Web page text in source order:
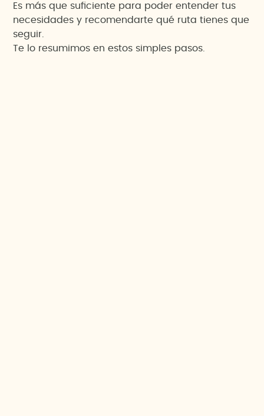
Es más que suficiente para poder entender tus
necesidades y recomendarte qué ruta tienes que
seguir.
Te lo resumimos en estos simples pasos.